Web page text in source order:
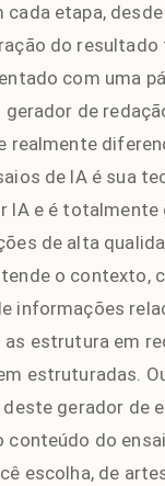
cada etapa,
do resultado
com uma
gerador de
realmente
de IA é sua
IA e é totalmente
de alta
o contexto,
informações
as estrutura em
estruturadas.
gerador de
conteúdo do
escolha, de